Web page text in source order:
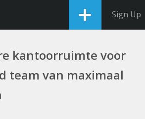
Sign Up
kantoorruimte voor
team van maximaal